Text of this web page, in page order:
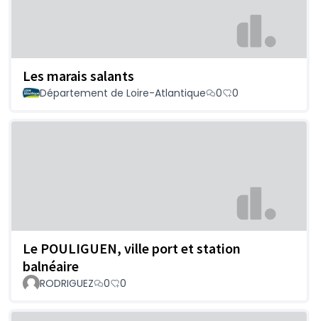
Les marais salants
Département de Loire-Atlantique 0 0
Le POULIGUEN, ville port et station
balnéaire
RODRIGUEZ 0 0